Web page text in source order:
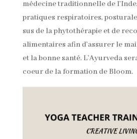
médecine traditionnelle de
pratiques respiratoires,
sus de la phytothérapie et de
alimentaires afin d’assurer le
et la bonne santé. L’Ayurveda
coeur de la formation de Bloom.